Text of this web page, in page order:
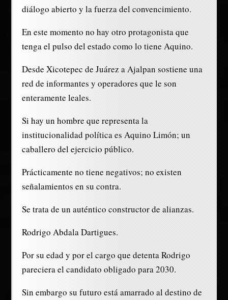
diálogo abierto y la fuerza del convencimiento.
En este momento no hay otro protagonista que
tenga el pulso del estado como lo tiene Aquino.
Desde Xicotepec de Juárez a Ajalpan sostiene una
red de informantes y operadores que le son
enteramente leales.
Si hay un hombre que representa la
institucionalidad política es Aquino Limón; un
caballero del ejercicio público.
Prácticamente no tiene negativos; no existen
señalamientos en su contra.
Se trata de un auténtico constructor de alianzas.
Rodrigo Abdala Dartigues.
Por su edad y por el cargo que detenta Rodrigo
pareciera el candidato obligado para 2030.
Sin embargo su futuro está amarrado al destino de